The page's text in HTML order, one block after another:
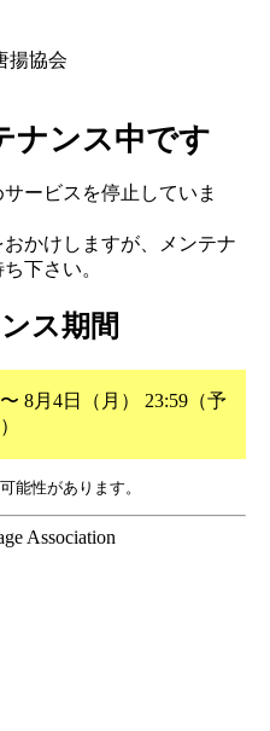
ナンス中です
ービスを停止していま
かけしますが、メンテナ
下さい。
ス期間
8月4日（月） 23:59（予
能性があります。
Association